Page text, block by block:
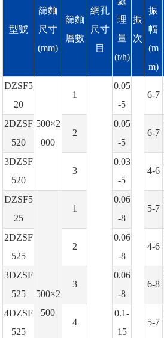
型號
篩麵
尺寸
(mm)
篩麵
層數
網孔
尺寸
目
理
量
(t/h)
振
次
振
幅
(m
m)
DZSF5
20
500×2
000
1
0.05
-5
6-7
2DZSF
520
2
0.05
-5
6-7
3DZSF
520
3
0.03
-5
4-6
DZSF5
25
500×2
500
1
0.06
-8
5-7
2DZSF
525
2
0.06
-8
4-6
3DZSF
525
3
0.06
-8
6-8
4DZSF
525
4
0.1-
15
5-7